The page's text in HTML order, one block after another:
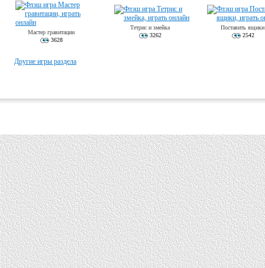
Мастер гравитации
3628
Тетрис и змейка
3262
Поставить ящики
2542
Другие игры раздела